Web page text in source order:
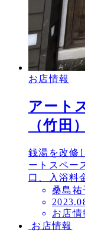
お店情報
アート
（竹田）
銭湯を改修
ートスペー
口、入浴料
桑島祐
投
稿
日
お店情
お店情報